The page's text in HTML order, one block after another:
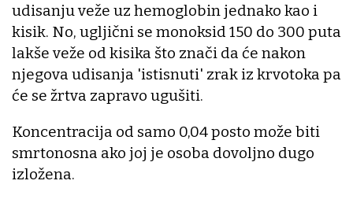
udisanju veže uz hemoglobin jednako kao i
kisik. No, ugljični se monoksid 150 do 300 puta
lakše veže od kisika što znači da će nakon
njegova udisanja 'istisnuti' zrak iz krvotoka pa
će se žrtva zapravo ugušiti.
Koncentracija od samo 0,04 posto može biti
smrtonosna ako joj je osoba dovoljno dugo
izložena.